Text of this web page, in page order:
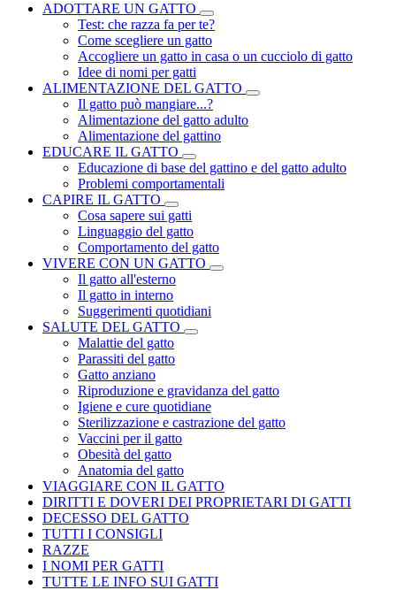
ADOTTARE UN GATTO
Test: che razza fa per te?
Come scegliere un gatto
Accogliere un gatto in casa o un cucciolo di gatto
Idee di nomi per gatti
ALIMENTAZIONE DEL GATTO
Il gatto può mangiare...?
Alimentazione del gatto adulto
Alimentazione del gattino
EDUCARE IL GATTO
Educazione di base del gattino e del gatto adulto
Problemi comportamentali
CAPIRE IL GATTO
Cosa sapere sui gatti
Linguaggio del gatto
Comportamento del gatto
VIVERE CON UN GATTO
Il gatto all'esterno
Il gatto in interno
Suggerimenti quotidiani
SALUTE DEL GATTO
Malattie del gatto
Parassiti del gatto
Gatto anziano
Riproduzione e gravidanza del gatto
Igiene e cure quotidiane
Sterilizzazione e castrazione del gatto
Vaccini per il gatto
Obesità del gatto
Anatomia del gatto
VIAGGIARE CON IL GATTO
DIRITTI E DOVERI DEI PROPRIETARI DI GATTI
DECESSO DEL GATTO
TUTTI I CONSIGLI
RAZZE
I NOMI PER GATTI
TUTTE LE INFO SUI GATTI